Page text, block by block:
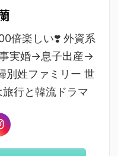
倍楽しい❣️ 外資系
実婚→息子出産→
別姓ファミリー 世
行と韓流ドラマ